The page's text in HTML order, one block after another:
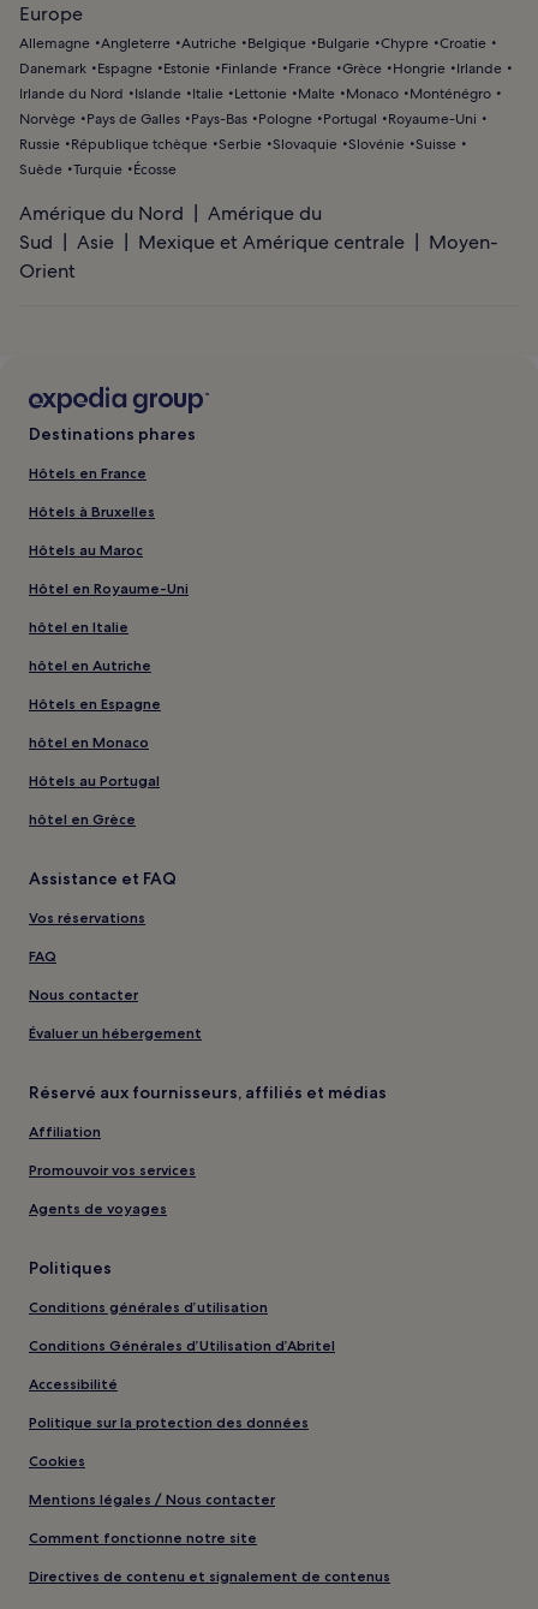
Europe
Allemagne Angleterre Autriche Belgique Bulgarie Chypre Croatie
Danemark
Espagne Estonie Finlande France Grèce Hongrie
Irlande
Irlande du Nord
Islande Italie Lettonie Malte Monaco
Monténégro
Norvège
Pays de Galles Pays-Bas Pologne Portugal
Royaume-Uni
Russie
République tchèque Serbie Slovaquie Slovénie Suisse
Suède Turquie Écosse
Amérique du Nord
Amérique du
Sud
Asie Mexique et Amérique centrale
Moyen-
Orient
Destinations phares
Hôtels en France
Hôtels à Bruxelles
Hôtels au Maroc
Hôtel en Royaume-Uni
hôtel en Italie
hôtel en Autriche
Hôtels en Espagne
hôtel en Monaco
Hôtels au Portugal
hôtel en Grèce
Assistance et FAQ
Vos réservations
FAQ
Nous contacter
Évaluer un hébergement
Réservé aux fournisseurs, affiliés et médias
Affiliation
Promouvoir vos services
Agents de voyages
Politiques
Conditions générales d’utilisation
Conditions Générales d’Utilisation d’Abritel
Accessibilité
Politique sur la protection des données
Cookies
Mentions légales / Nous contacter
Comment fonctionne notre site
Directives de contenu et signalement de contenus